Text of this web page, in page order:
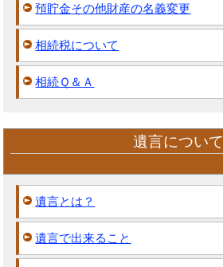
預貯金その他財産の名義変更
相続税について
相続Ｑ＆Ａ
遺言について
遺言とは？
遺言で出来ること